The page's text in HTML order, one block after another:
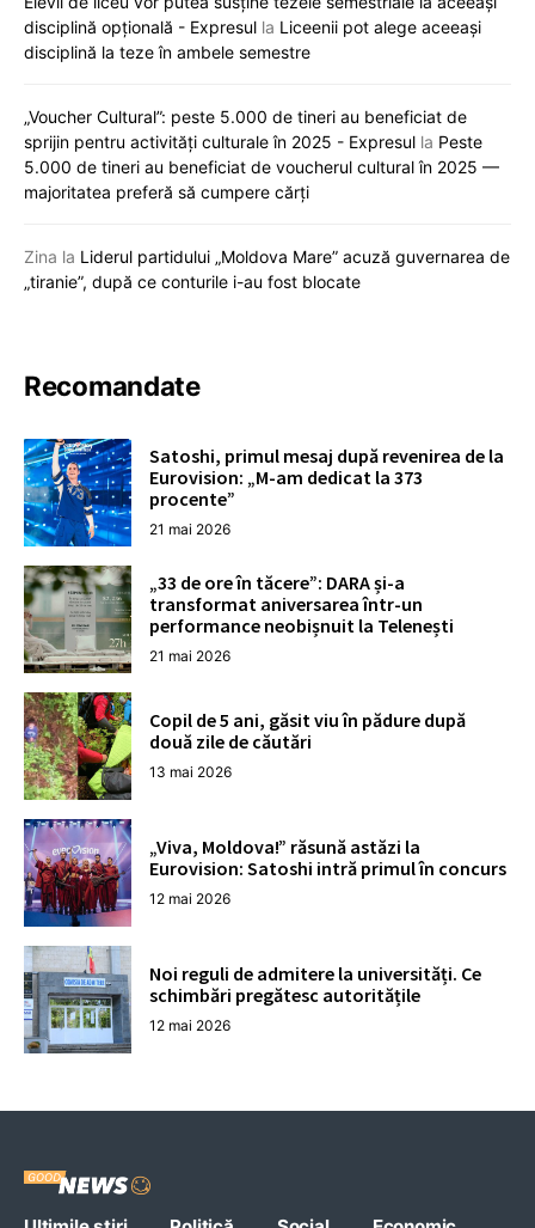
disciplină opțională - Expresul la Liceenii pot alege aceeași
disciplină la teze în ambele semestre
„Voucher Cultural”: peste 5.000 de tineri au beneficiat de
sprijin pentru activități culturale în 2025 - Expresul la Peste
5.000 de tineri au beneficiat de voucherul cultural în 2025 —
majoritatea preferă să cumpere cărți
Zina la Liderul partidului „Moldova Mare” acuză guvernarea de
„tiranie”, după ce conturile i-au fost blocate
Recomandate
Satoshi, primul mesaj după revenirea de la
Eurovision: „M-am dedicat la 373
procente”
21 mai 2026
„33 de ore în tăcere”: DARA și-a
transformat aniversarea într-un
performance neobișnuit la Telenești
21 mai 2026
Copil de 5 ani, găsit viu în pădure după
două zile de căutări
13 mai 2026
„Viva, Moldova!” răsună astăzi la
Eurovision: Satoshi intră primul în concurs
12 mai 2026
Noi reguli de admitere la universități. Ce
schimbări pregătesc autoritățile
12 mai 2026